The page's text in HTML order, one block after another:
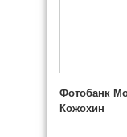
Фотобанк
Кожохин